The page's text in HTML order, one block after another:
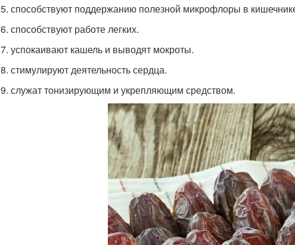
5. способствуют поддержанию полезной микрофлоры в
6. способствуют работе легких.
7. успокаивают кашель и выводят мокроты.
8. стимулируют деятельность сердца.
9. служат тонизирующим и укрепляющим средством.